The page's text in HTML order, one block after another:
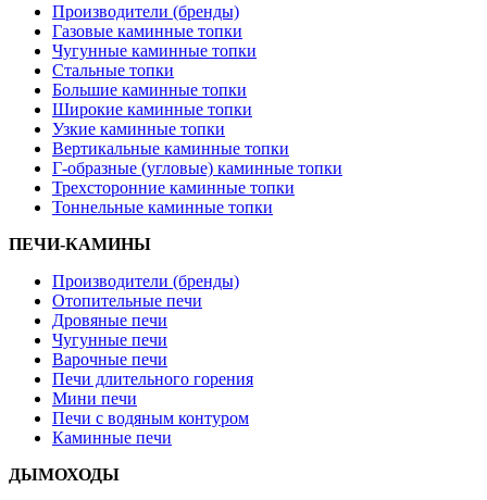
Производители (бренды)
Газовые каминные топки
Чугунные каминные топки
Стальные топки
Большие каминные топки
Широкие каминные топки
Узкие каминные топки
Вертикальные каминные топки
Г-образные (угловые) каминные топки
Трехсторонние каминные топки
Тоннельные каминные топки
ПЕЧИ-КАМИНЫ
Производители (бренды)
Отопительные печи
Дровяные печи
Чугунные печи
Варочные печи
Печи длительного горения
Мини печи
Печи с водяным контуром
Каминные печи
ДЫМОХОДЫ